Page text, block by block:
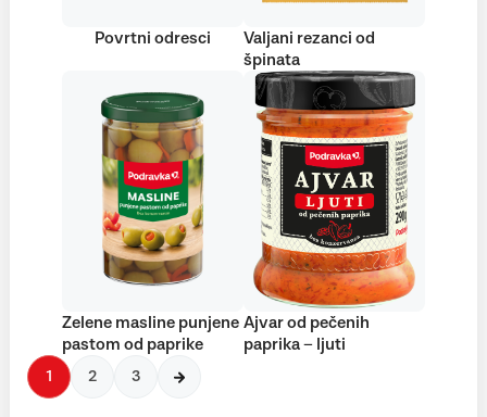
Povrtni odresci
Valjani rezanci od
špinata
Zelene masline punjene
pastom od paprike
Ajvar od pečenih
paprika – ljuti
1 2 3